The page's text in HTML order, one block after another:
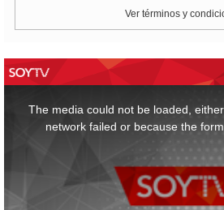
Ver términos y
The media could not be loaded,
network failed or because the